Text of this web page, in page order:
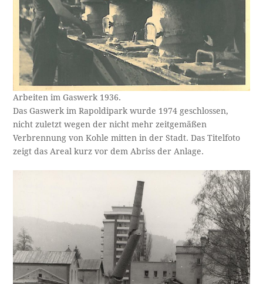
Arbeiten im Gaswerk 1936.
Das Gaswerk im Rapoldipark wurde 1974 geschlossen,
nicht zuletzt wegen der nicht mehr zeitgemäßen
Verbrennung von Kohle mitten in der Stadt. Das Titelfoto
zeigt das Areal kurz vor dem Abriss der Anlage.